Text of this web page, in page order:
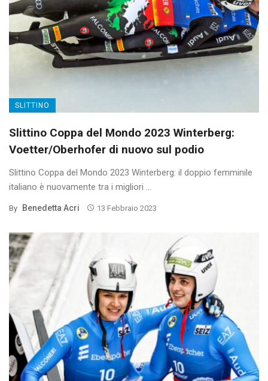
SLITTINO
Slittino Coppa del Mondo 2023 Winterberg:
Voetter/Oberhofer di nuovo sul podio
Slittino Coppa del Mondo 2023 Winterberg: il doppio femminile
italiano è nuovamente tra i migliori ...
By Benedetta Acri 13 Febbraio 2023